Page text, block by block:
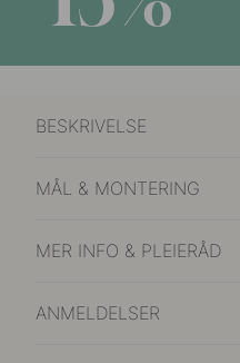
BESKRIVELSE
MÅL & MONTERING
MER INFO & PLEIERÅD
ANMELDELSER